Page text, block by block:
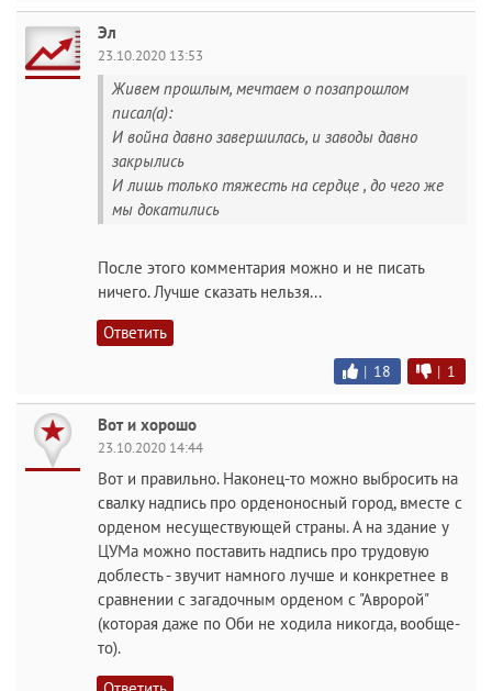
Эл
23.10.2020 13:53
Живем прошлым, мечтаем о позапрошлом
писал(а):
И война давно завершилась, и заводы давно
закрылись
И лишь только тяжесть на сердце , до чего же
мы докатились
После этого комментария можно и не писать
ничего. Лучше сказать нельзя...
Ответить
| 18 | 1
Вот и хорошо
23.10.2020 14:44
Вот и правильно. Наконец-то можно выбросить на
свалку надпись про орденоносный город, вместе с
орденом несуществующей страны. А на здание у
ЦУМа можно поставить надпись про трудовую
доблесть - звучит намного лучше и конкретнее в
сравнении с загадочным орденом с "Авророй"
(которая даже по Оби не ходила никогда, вообще-
то).